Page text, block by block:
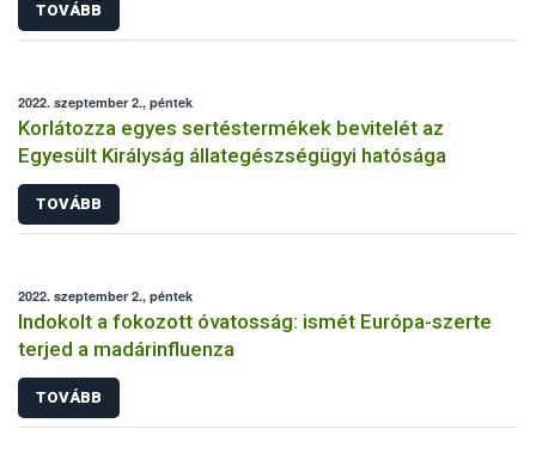
TOVÁBB
2022. szeptember 2., péntek
Korlátozza egyes sertéstermékek bevitelét az
Egyesült Királyság állategészségügyi hatósága
TOVÁBB
2022. szeptember 2., péntek
Indokolt a fokozott óvatosság: ismét Európa-szerte
terjed a madárinfluenza
TOVÁBB